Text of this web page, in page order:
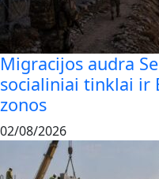
Migracijos audra
socialiniai tinklai ir
zonos
02/08/2026